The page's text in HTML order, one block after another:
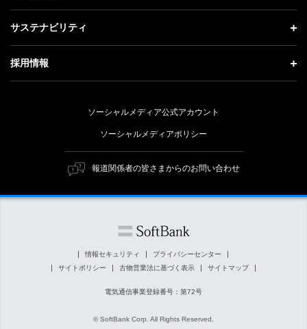
記者説明会
事業紹介
ガバナンス
成長戦略「Activate AI for Society」
人材戦略
投資家情報 トップ
経営方針
個人投資家の皆さまへ
株式と社債について
サステナビリティ
サステナビリティ トップ
トップメッセージ
ESG方針・体制
マテリアリティ（重要課題）
ESGの主な取り組み
外部評価・イニシアチブ
採用情報
障がい者採用
ソーシャルメディア公式アカウント
ソーシャルメディアポリシー
報道関係者の皆さまからのお問い合わせ
情報セキュリティ
プライバシーセンター
サイトポリシー
古物営業法に基づく表示 サイトマップ
電気通信事業登録番号：第72号
© SoftBank Corp. All Rights Reserved.